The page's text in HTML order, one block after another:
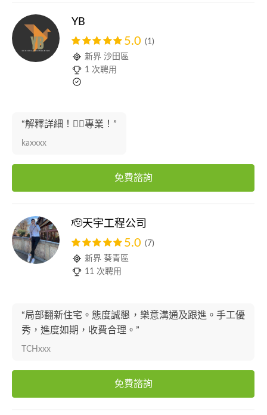
YB
5.0 (1)
新界 沙田區
1 次聘用
“解釋詳細！👍🏻專業！”
kaxxxx
免費諮詢
🫡天宇工程公司
5.0 (7)
新界 葵青區
11 次聘用
“局部翻新住宅。態度誠懇，樂意溝通及跟進。手工優
秀，進度如期，收費合理。”
TCHxxx
免費諮詢